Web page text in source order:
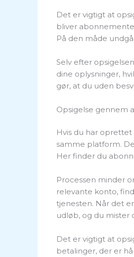
Det er vigtigt at
bliver
På den måde
Selv efter
dine oplysninger,
gør, at du uden
Opsigelse gennem
Hvis du har
samme platform.
Her finder du
Processen minder
relevante konto,
tjenesten. Når det
udløb, og du mister
Det er vigtigt at
betalinger, der er